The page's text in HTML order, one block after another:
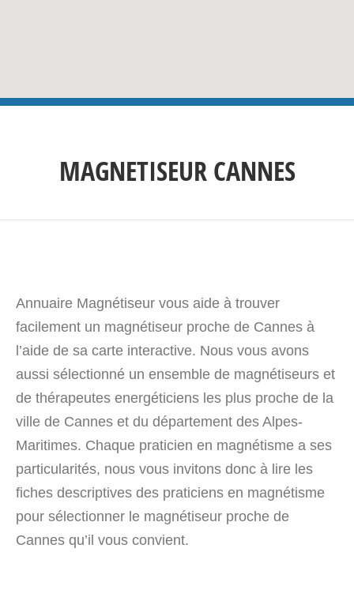
MAGNETISEUR CANNES
Annuaire Magnétiseur vous aide à trouver
facilement un magnétiseur proche de Cannes à
l’aide de sa carte interactive. Nous vous avons
aussi sélectionné un ensemble de magnétiseurs et
de thérapeutes energéticiens les plus proche de la
ville de Cannes et du département des Alpes-
Maritimes. Chaque praticien en magnétisme a ses
particularités, nous vous invitons donc à lire les
fiches descriptives des praticiens en magnétisme
pour sélectionner le magnétiseur proche de
Cannes qu’il vous convient.